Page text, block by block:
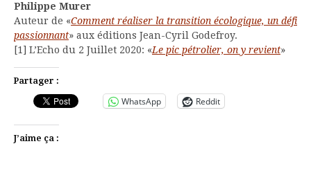
Philippe Murer
Auteur de «Comment réaliser la transition écologique, un défi
passionnant» aux éditions Jean-Cyril Godefroy.
[1] L’Echo du 2 Juillet 2020: «Le pic pétrolier, on y revient»
Partager :
WhatsApp Reddit
J’aime ça :